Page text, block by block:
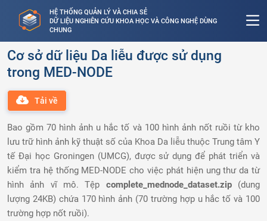
HỆ THỐNG QUẢN LÝ VÀ CHIA SẺ
DỮ LIỆU NGHIÊN CỨU KHOA HỌC VÀ CÔNG NGHỆ DÙNG
CHUNG
Cơ sở dữ liệu Da liễu được sử dụng
trong MED-NODE
Tải về
Bao gồm 70 hình ảnh u hắc tố và 100 hình ảnh nốt ruồi từ kho
lưu trữ hình ảnh kỹ thuật số của Khoa Da liễu thuộc Trung tâm Y
tế Đại học Groningen (UMCG), được sử dụng để phát triển và
kiểm tra hệ thống MED-NODE cho việc phát hiện ung thư da từ
hình ảnh vĩ mô. Tệp complete_mednode_dataset.zip(dung
lượng 24KB) chứa 170 hình ảnh (70 trường hợp u hắc tố và 100
trường hợp nốt ruồi).